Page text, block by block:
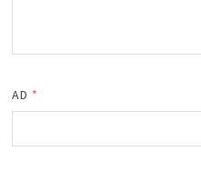
AD *